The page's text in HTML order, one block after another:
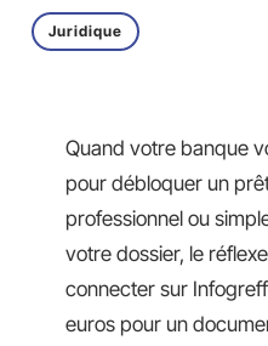
Juridique
Quand votre banque
pour débloquer un
professionnel ou
votre dossier, le
connecter sur
euros pour un